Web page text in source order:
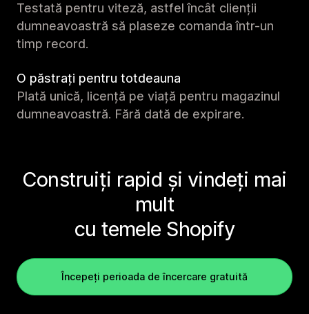
Testată pentru viteză, astfel încât clienții
dumneavoastră să plaseze comanda într-un
timp record.
O păstrați pentru totdeauna
Plată unică, licență pe viață pentru magazinul
dumneavoastră. Fără dată de expirare.
Construiți rapid și vindeți mai
mult
cu temele Shopify
Începeți perioada de încercare gratuită